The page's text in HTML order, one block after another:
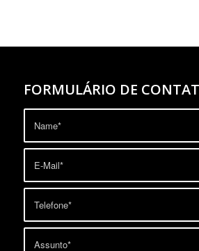
FORMULÁRIO DE